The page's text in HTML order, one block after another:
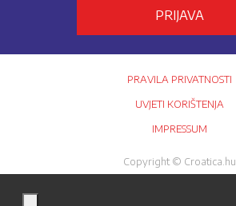
PRIJAVA
PRAVILA PRIVATNOSTI
UVJETI KORIŠTENJA
IMPRESSUM
Copyright © Croatica.hu